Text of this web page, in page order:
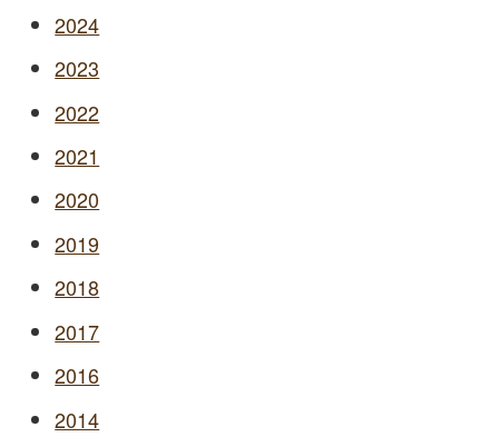
2024
2023
2022
2021
2020
2019
2018
2017
2016
2014